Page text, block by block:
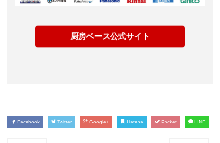
厨房ベース公式サイト
Facebook Twitter Google+ Hatena Pocket LINE